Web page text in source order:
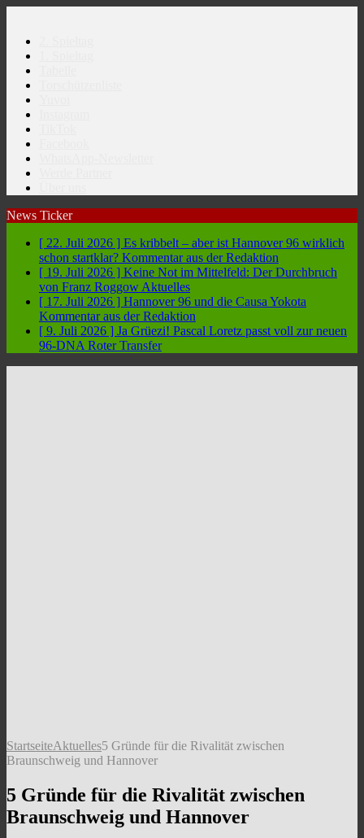
News Ticker
[ 22. Juli 2026 ] Es kribbelt – aber ist Hannover 96 wirklich
schon startklar? Kommentar aus der Redaktion
[ 19. Juli 2026 ] Keine Not im Mittelfeld: Der Durchbruch
von Franz Roggow Aktuelles
[ 17. Juli 2026 ] Hannover 96 und die Causa Yokota
Kommentar aus der Redaktion
[ 9. Juli 2026 ] Ja Grüezi! Pascal Loretz passt voll zur neuen
96-DNA Roter Transfer
StartseiteAktuelles5 Gründe für die Rivalität zwischen
Braunschweig und Hannover
5 Gründe für die Rivalität zwischen
Braunschweig und Hannover